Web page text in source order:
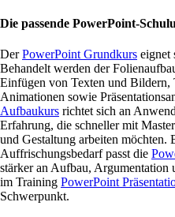
Die passende PowerPoint-
DerPowerPoint Grundkurs eignet
Behandelt werden der
Einfügen von Texten und Bildern,
Animationen sowie
Aufbaukurs richtet sich an
Erfahrung, die schneller mit
und Gestaltung arbeiten möchten.
Auffrischungsbedarf passt die
stärker an Aufbau, Argumentation
im Training PowerPoint
Schwerpunkt.